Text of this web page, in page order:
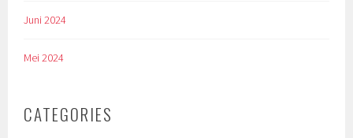
Juni 2024
Mei 2024
CATEGORIES